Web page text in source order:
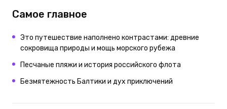
Самое главное
Это путешествие наполнено контрастами: древние
сокровища природы и мощь морского рубежа
Песчаные пляжи и история российского флота
Безмятежность Балтики и дух приключений